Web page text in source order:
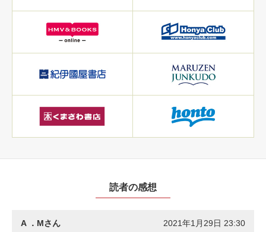
読者の感想
A ．Mさん 2021年1月29日 23:30